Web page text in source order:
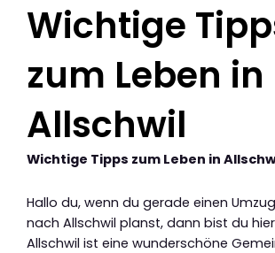
Wichtige
zum Leben in
Allschwil
Wichtige Tipps zum Leben in
Hallo du, wenn du gerade einen
nach Allschwil planst, dann bist du
Allschwil ist eine wunderschöne